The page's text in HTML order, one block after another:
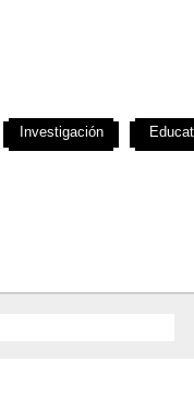
Investigación